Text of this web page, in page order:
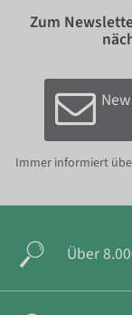
Zum
Immer informiert
Über